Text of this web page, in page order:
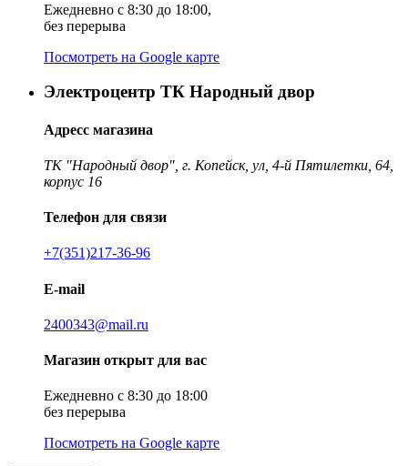
Ежедневно с 8:30 до 18:00,
без перерыва
Посмотреть на Google карте
Электроцентр ТК Народный двор
Адресс магазина
ТК "Народный двор", г. Копейск, ул, 4-й Пятилетки, 64,
корпус 16
Телефон для связи
+7(351)217-36-96
E-mail
2400343@mail.ru
Магазин открыт для вас
Ежедневно с 8:30 до 18:00
без перерыва
Посмотреть на Google карте